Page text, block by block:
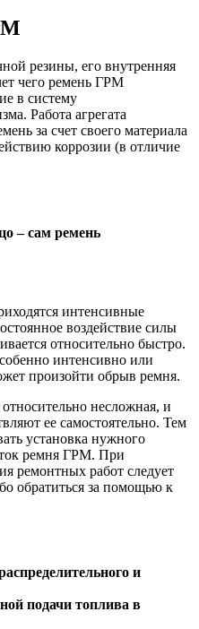
резины, его внутренняя
чего ремень ГРМ
в систему
Работа агрегата
за счет своего материала
коррозии (в отличие
– сам ремень
интенсивные
воздействие силы
относительно быстро.
интенсивно или
произойти обрыв ремня.
несложная, и
ее самостоятельно. Тем
установка нужного
ремня ГРМ. При
ремонтных работ следует
обратиться за помощью к
и
подачи топлива в